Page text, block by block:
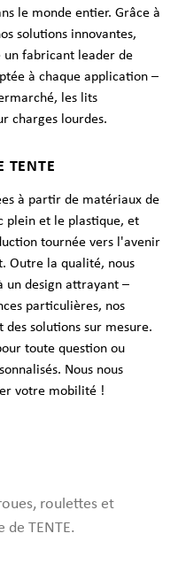
le monde entier. Grâce à
solutions innovantes,
un fabricant leader de
à chaque application –
les lits
charges lourdes.
TENTE
à partir de matériaux de
plein et le plastique, et
tournée vers l'avenir
Outre la qualité, nous
un design attrayant –
particulières, nos
solutions sur mesure.
toute question ou
Nous nous
votre mobilité !
roulettes et
TENTE.